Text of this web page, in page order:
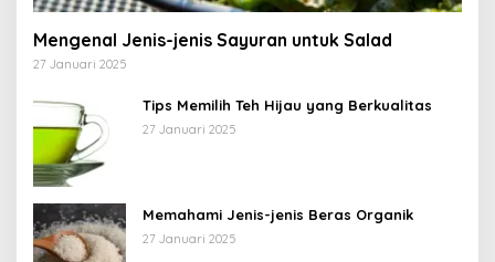
Mengenal Jenis-jenis Sayuran untuk Salad
27 Januari 2025
Tips Memilih Teh Hijau yang Berkualitas
27 Januari 2025
Memahami Jenis-jenis Beras Organik
27 Januari 2025